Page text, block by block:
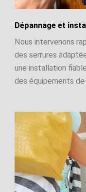
Dépannage et
Nous intervenons
des serrures
une installation
des équipements